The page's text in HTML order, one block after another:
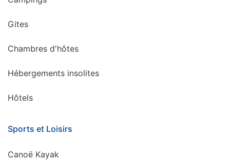
Gites
Chambres d'hôtes
Hébergements insolites
Hôtels
Sports et Loisirs
Canoë Kayak